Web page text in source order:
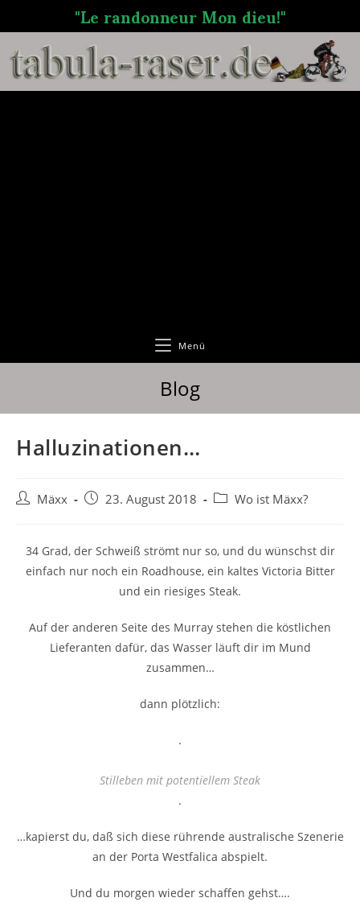
"Le randonneur Mon dieu!"
Menü
Blog
Halluzinationen…
Mäxx 23. August 2018 Wo ist Mäxx?
34 Grad, der Schweiß strömt nur so, und du wünschst dir
einfach nur noch ein Roadhouse, ein kaltes Victoria Bitter
und ein riesiges Steak.
Auf der anderen Seite des Murray stehen die köstlichen
Lieferanten dafür, das Wasser läuft dir im Mund
zusammen…
dann plötzlich:
.
Stilleben mit potentiellem Steak
.
…kapierst du, daß sich diese rührende australische Szenerie
an der Porta Westfalica abspielt.
Und du morgen wieder schaffen gehst….